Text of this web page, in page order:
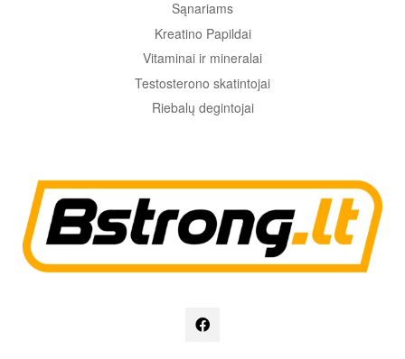
Sąnariams
Kreatino Papildai
Vitaminai ir mineralai
Testosterono skatintojai
Riebalų degintojai